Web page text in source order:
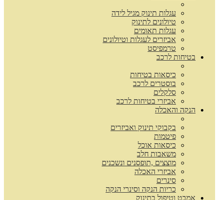
עגלות תינוק מגיל לידה
טיולונים לתינוק
עגלות תאומים
אביזרים לעגלות וטיולונים
טרמפיסט
בטיחות לרכב
כיסאות בטיחות
בוסטרים לרכב
סלקלים
אביזרי בטיחות לרכב
הנקה והאכלה
בקבוקי תינוק ואביזרים
פיטמות
כיסאות אוכל
משאבות חלב
מוצצים ,תופסנים ונשכנים
אביזרי האכלה
סינרים
כריות הנקה וסינרי הנקה
אמבט וטיפול בתינוק